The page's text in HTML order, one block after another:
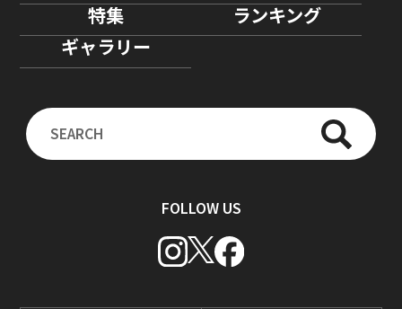
特集
ランキング
ギャラリー
FOLLOW US